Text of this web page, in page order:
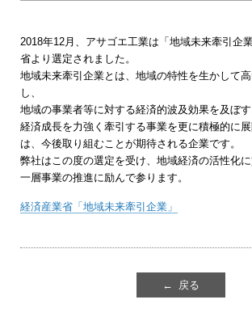
2018年12月、アサゴエ工業は「地域未来牽引企
省より選定されました。
地域未来牽引企業とは、地域の特性を生かして
し、
地域の事業者等に対する経済的波及効果を及ぼ
経済成長を力強く牽引する事業を更に積極的に
は、今後取り組むことが期待される企業です。
弊社はこの度の選定を受け、地域経済の活性化に
一層事業の推進に励んで参ります。
経済産業省「地域未来牽引企業」
← 戻る